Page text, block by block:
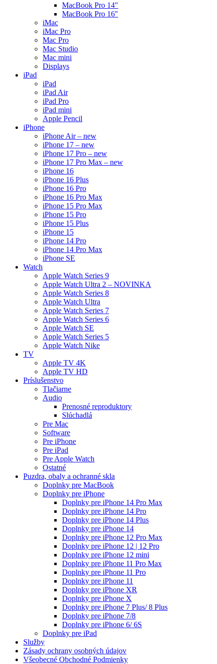
MacBook Pro 14″
MacBook Pro 16″
iMac
iMac Pro
Mac Pro
Mac Studio
Mac mini
Displays
iPad
iPad
iPad Air
iPad Pro
iPad mini
Apple Pencil
iPhone
iPhone Air – new
iPhone 17 – new
iPhone 17 Pro – new
iPhone 17 Pro Max – new
iPhone 16
iPhone 16 Plus
iPhone 16 Pro
iPhone 16 Pro Max
iPhone 15 Pro Max
iPhone 15 Pro
iPhone 15 Plus
iPhone 15
iPhone 14 Pro
iPhone 14 Pro Max
iPhone SE
Watch
Apple Watch Series 9
Apple Watch Ultra 2 – NOVINKA
Apple Watch Series 8
Apple Watch Ultra
Apple Watch Series 7
Apple Watch Series 6
Apple Watch SE
Apple Watch Series 5
Apple Watch Nike
TV
Apple TV 4K
Apple TV HD
Príslušenstvo
Tlačiarne
Audio
Prenosné reproduktory
Slúchadlá
Pre Mac
Software
Pre iPhone
Pre iPad
Pre Apple Watch
Ostatné
Puzdra, obaly a ochranné skla
Doplnky pre MacBook
Doplnky pre iPhone
Doplnky pre iPhone 14 Pro Max
Doplnky pre iPhone 14 Pro
Doplnky pre iPhone 14 Plus
Doplnky pre iPhone 14
Doplnky pre iPhone 12 Pro Max
Doplnky pre iPhone 12 | 12 Pro
Doplnky pre iPhone 12 mini
Doplnky pre iPhone 11 Pro Max
Doplnky pre iPhone 11 Pro
Doplnky pre iPhone 11
Doplnky pre iPhone XR
Doplnky pre iPhone X
Doplnky pre iPhone 7 Plus/ 8 Plus
Doplnky pre iPhone 7/8
Doplnky pre iPhone 6/ 6S
Doplnky pre iPad
Služby
Zásady ochrany osobných údajov
Všeobecné Obchodné Podmienky